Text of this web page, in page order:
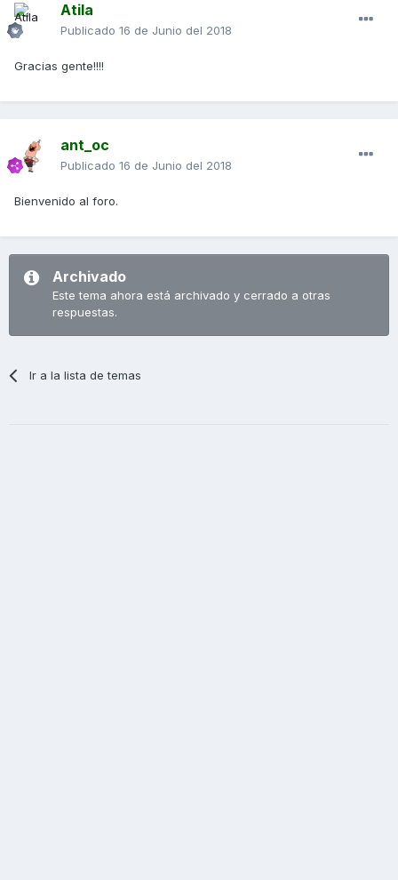
Atila
Publicado 16 de Junio del 2018
Gracias gente!!!!
ant_oc
Publicado 16 de Junio del 2018
Bienvenido al foro.
Archivado
Este tema ahora está archivado y cerrado a otras
respuestas.
Ir a la lista de temas